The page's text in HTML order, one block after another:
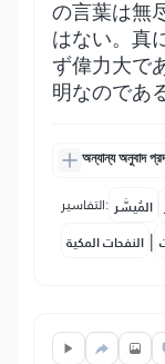
の言葉は無
はない。真
ず偉力大で
明なのであ
অন্যান্য অনুবাদ
التفاسير: المُيسَّر
النفحات المكية |